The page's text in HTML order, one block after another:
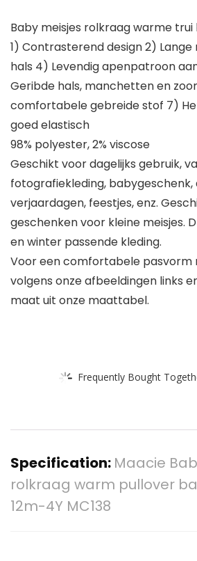
Baby meisjes rolkraag warme
1) Contrasterend design 2) Lange
hals 4) Levendig apenpatroon
Geribde hals, manchetten en
comfortabele gebreide stof 7)
goed elastisch
98% polyester, 2% viscose
Geschikt voor dagelijks gebruik,
fotografiekleding, babygeschenk,
verjaardagen, feestjes, enz.
geschenken voor kleine meisjes.
en winter passende kleding.
Voor een comfortabele pasvorm
volgens onze afbeeldingen links
maat uit onze maattabel.
Frequently Bought
Specification: Maacie
rolkraag warm pullover
12m-4Y MC138